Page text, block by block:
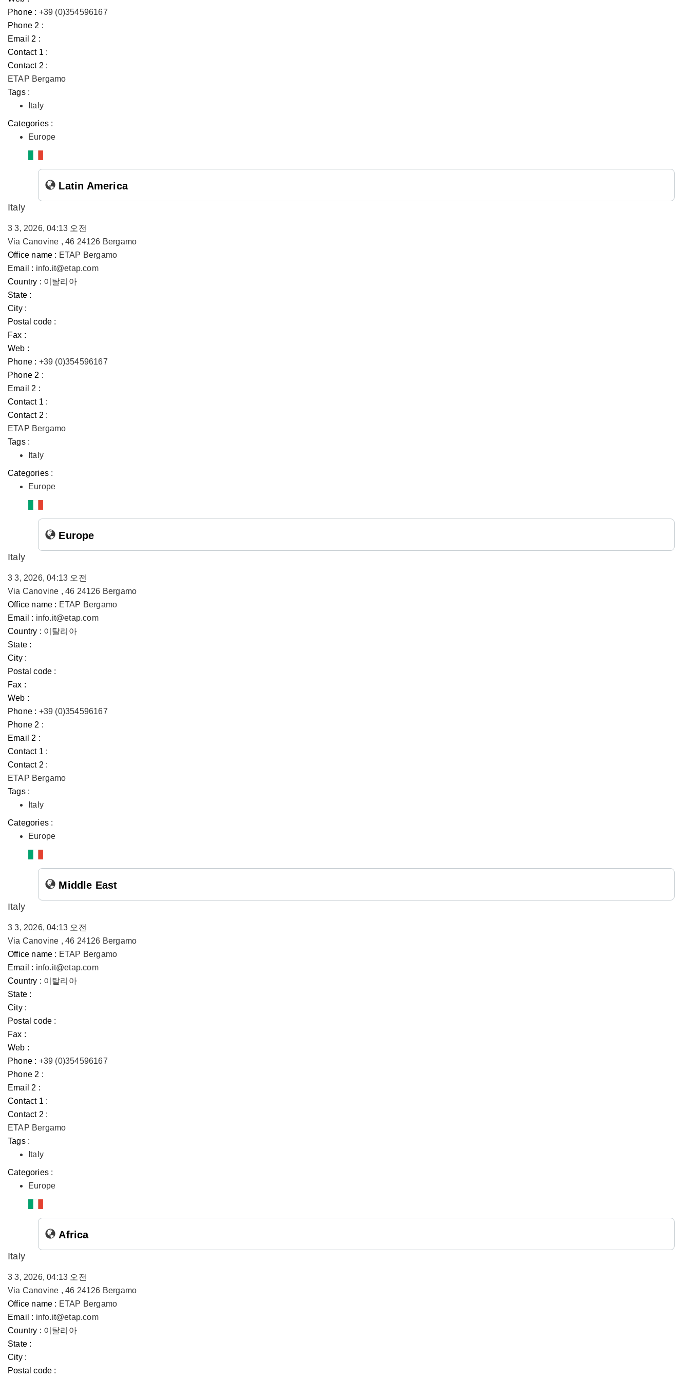
Phone : +39 (0)354596167
Phone 2 :
Email 2 :
Contact 1 :
Contact 2 :
ETAP Bergamo
Tags :
Italy
Categories :
Europe
Latin America
Italy
3 3, 2026, 04:13 오전
Via Canovine , 46 24126 Bergamo
Office name : ETAP Bergamo
Email : info.it@etap.com
Country : 이탈리아
State :
City :
Postal code :
Fax :
Web :
Phone : +39 (0)354596167
Phone 2 :
Email 2 :
Contact 1 :
Contact 2 :
ETAP Bergamo
Tags :
Italy
Categories :
Europe
Europe
Italy
3 3, 2026, 04:13 오전
Via Canovine , 46 24126 Bergamo
Office name : ETAP Bergamo
Email : info.it@etap.com
Country : 이탈리아
State :
City :
Postal code :
Fax :
Web :
Phone : +39 (0)354596167
Phone 2 :
Email 2 :
Contact 1 :
Contact 2 :
ETAP Bergamo
Tags :
Italy
Categories :
Europe
Middle East
Italy
3 3, 2026, 04:13 오전
Via Canovine , 46 24126 Bergamo
Office name : ETAP Bergamo
Email : info.it@etap.com
Country : 이탈리아
State :
City :
Postal code :
Fax :
Web :
Phone : +39 (0)354596167
Phone 2 :
Email 2 :
Contact 1 :
Contact 2 :
ETAP Bergamo
Tags :
Italy
Categories :
Europe
Africa
Italy
3 3, 2026, 04:13 오전
Via Canovine , 46 24126 Bergamo
Office name : ETAP Bergamo
Email : info.it@etap.com
Country : 이탈리아
State :
City :
Postal code :